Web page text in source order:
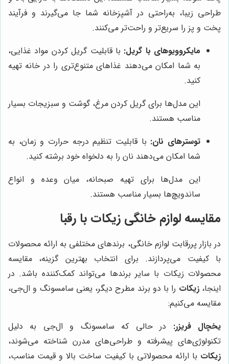
طراحی زیبا، به‌راحتی در آشپزخانه شما جا می‌گیرند و فرآیند
پخت و پز را سریع‌تر و راحت‌تر می‌کنند.
مایکروویوهای با گریل: با قابلیت گریل کردن مواد غذایی،
به شما امکان می‌دهند غذاهای متنوع‌تری را در خانه تهیه
کنید.
این مدل‌ها برای گریل کردن مرغ، گوشت و سبزیجات بسیار
مناسب هستند.
توسترهای نان: با قابلیت تنظیم درجه حرارت و زمان، به
شما امکان می‌دهند نان را به دلخواه خود برشته کنید.
این مدل‌ها برای تهیه صبحانه، میان وعده و انواع
ساندویچ‌ها بسیار مناسب هستند.
مقایسه لوازم خانگی زیکات با رقبا
در بازار پررقابت لوازم خانگی، برندهای مختلفی به ارائه محصولات
با کیفیت می‌پردازند. برای انتخاب بهترین گزینه، مقایسه
محصولات زیکات با سایر برندها می‌تواند کمک‌کننده باشد. در
اینجا،زیکات را با دو برند مطرح دیگر، یعنی سامسونگ و ال‌جی،
مقایسه می‌کنیم:
یخچال فریزر: در حالی که سامسونگ و ال‌جی به دلیل
تکنولوژی‌های پیشرفته و طراحی‌های مدرن شناخته می‌شوند،
زیکات با ارائه محصولاتی با کیفیت ساخت بالا و قیمت مناسب،